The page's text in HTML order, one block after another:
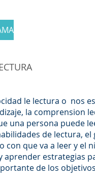
le lectura o nos
la comprension
una persona puede
de lectura,
con que va a leer y el
aprender estrategias
de los